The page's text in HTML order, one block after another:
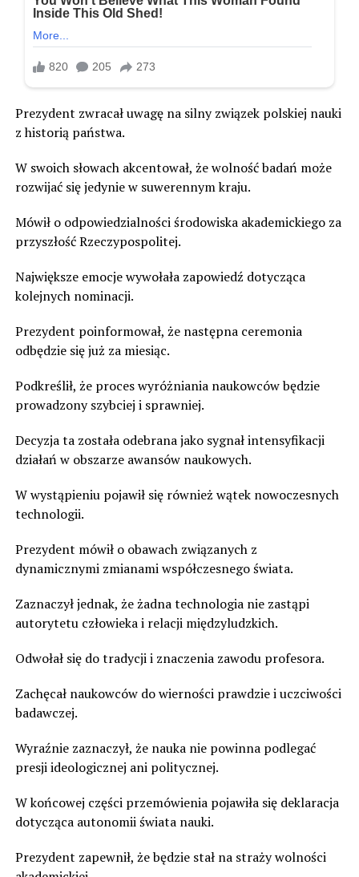
Prezydent zwracał uwagę na silny związek polskiej nauki
z historią państwa.
W swoich słowach akcentował, że wolność badań może
rozwijać się jedynie w suwerennym kraju.
Mówił o odpowiedzialności środowiska akademickiego za
przyszłość Rzeczypospolitej.
Największe emocje wywołała zapowiedź dotycząca
kolejnych nominacji.
Prezydent poinformował, że następna ceremonia
odbędzie się już za miesiąc.
Podkreślił, że proces wyróżniania naukowców będzie
prowadzony szybciej i sprawniej.
Decyzja ta została odebrana jako sygnał intensyfikacji
działań w obszarze awansów naukowych.
W wystąpieniu pojawił się również wątek nowoczesnych
technologii.
Prezydent mówił o obawach związanych z
dynamicznymi zmianami współczesnego świata.
Zaznaczył jednak, że żadna technologia nie zastąpi
autorytetu człowieka i relacji międzyludzkich.
Odwołał się do tradycji i znaczenia zawodu profesora.
Zachęcał naukowców do wierności prawdzie i uczciwości
badawczej.
Wyraźnie zaznaczył, że nauka nie powinna podlegać
presji ideologicznej ani politycznej.
W końcowej części przemówienia pojawiła się deklaracja
dotycząca autonomii świata nauki.
Prezydent zapewnił, że będzie stał na straży wolności